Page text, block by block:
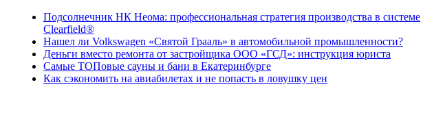
Подсолнечник НК Неома: профессиональная стратегия производства в системе
Clearfield®
Нашел ли Volkswagen «Святой Грааль» в автомобильной промышленности?
Деньги вместо ремонта от застройщика ООО «ГСД»: инструкция юриста
Самые ТОПовые сауны и бани в Екатеринбурге
Как сэкономить на авиабилетах и не попасть в ловушку цен